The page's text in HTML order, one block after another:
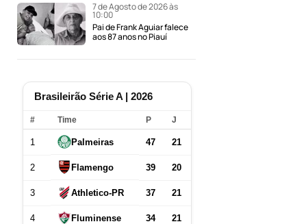
7 de Agosto de 2026 às
10:00
Pai de Frank Aguiar falece
aos 87 anos no Piauí